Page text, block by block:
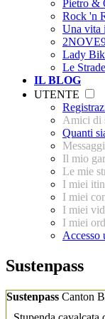
Pietro &
Rock 'n
Una vita
Lady
Le
IL BLOG
UTENTE
Amici di
Quanti
Messaggi
Il mio
Le mie
I miei
I miei
I miei
I miei
Accesso
Sustenpass
Sustenpass Canton